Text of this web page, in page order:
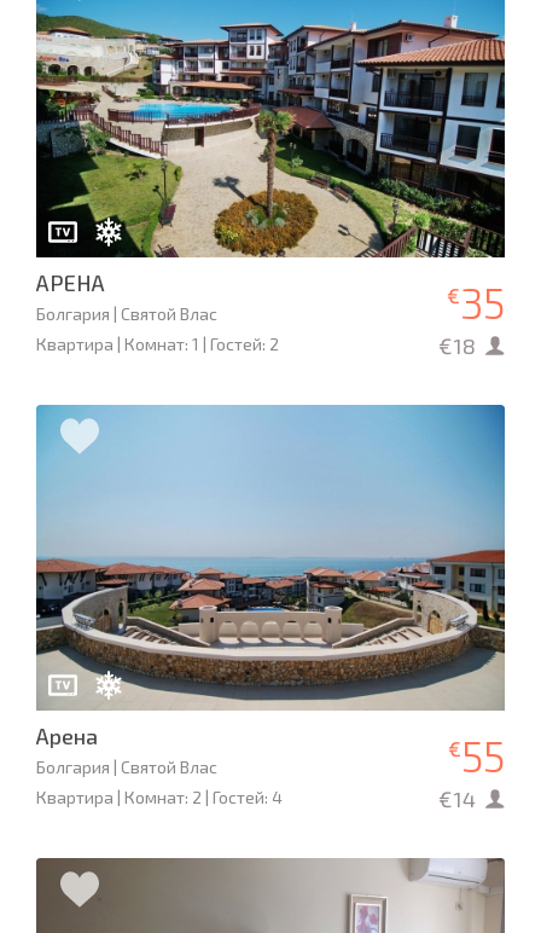
АРЕНА
Болгария | Святой Влас
Квартира | Комнат: 1 | Гостей: 2
€35
€18
Арена
Болгария | Святой Влас
Квартира | Комнат: 2 | Гостей: 4
€55
€14